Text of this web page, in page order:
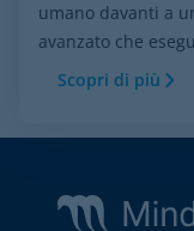
umano davanti a
avanzato che
Scopri di più